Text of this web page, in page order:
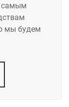
самым
мы будем